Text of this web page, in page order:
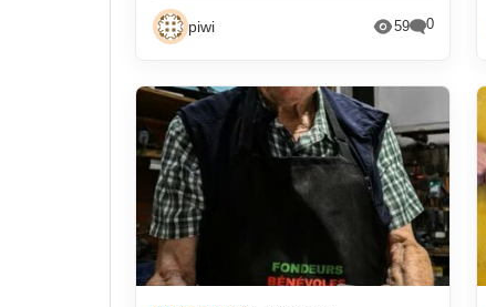
Fonderie amateur
Wiki
piwi 59 0